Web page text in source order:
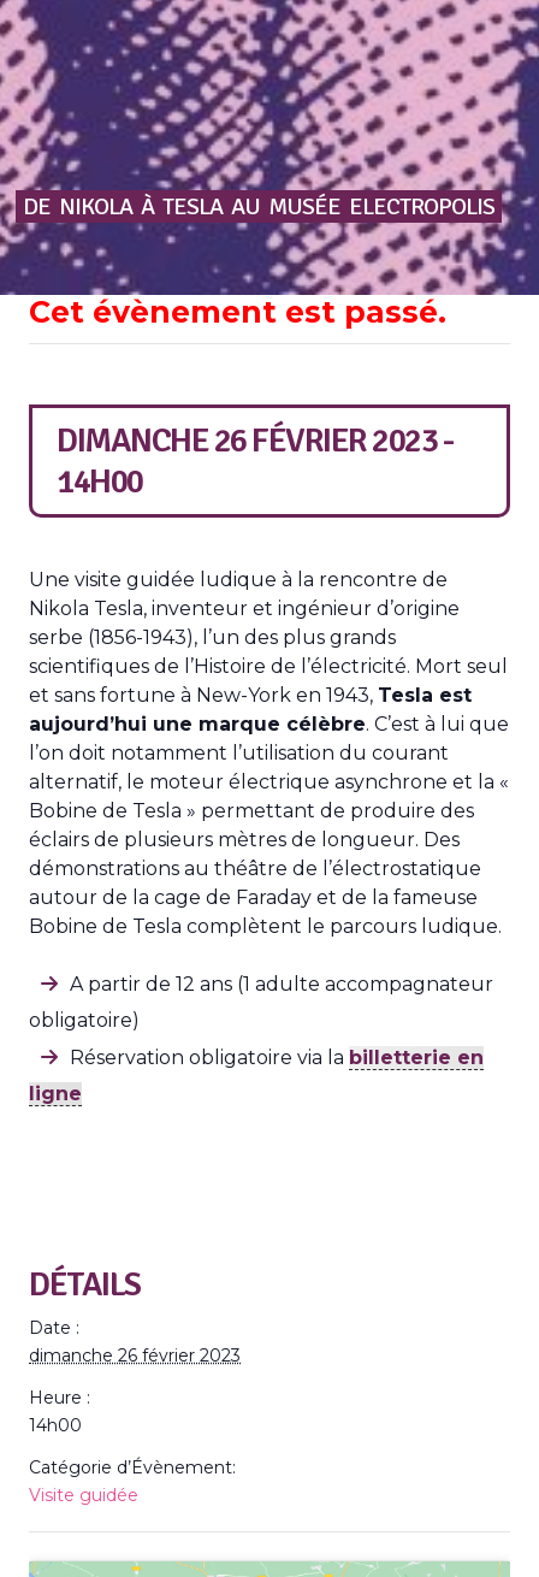
DE NIKOLA À TESLA AU MUSÉE ELECTROPOLIS
Cet évènement est passé.
DIMANCHE 26 FÉVRIER 2023 -
14H00
Une visite guidée ludique à la rencontre de
Nikola Tesla, inventeur et ingénieur d’origine
serbe (1856-1943), l’un des plus grands
scientifiques de l’Histoire de l’électricité. Mort seul
et sans fortune à New-York en 1943, Tesla est
aujourd’hui une marque célèbre. C’est à lui que
l’on doit notamment l’utilisation du courant
alternatif, le moteur électrique asynchrone et la «
Bobine de Tesla » permettant de produire des
éclairs de plusieurs mètres de longueur. Des
démonstrations au théâtre de l’électrostatique
autour de la cage de Faraday et de la fameuse
Bobine de Tesla complètent le parcours ludique.
A partir de 12 ans (1 adulte accompagnateur
obligatoire)
Réservation obligatoire via la billetterie en
ligne
DÉTAILS
Date :
dimanche 26 février 2023
Heure :
14h00
Catégorie d’Évènement:
Visite guidée